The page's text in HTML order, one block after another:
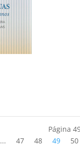
Página
... 47 48 49 50